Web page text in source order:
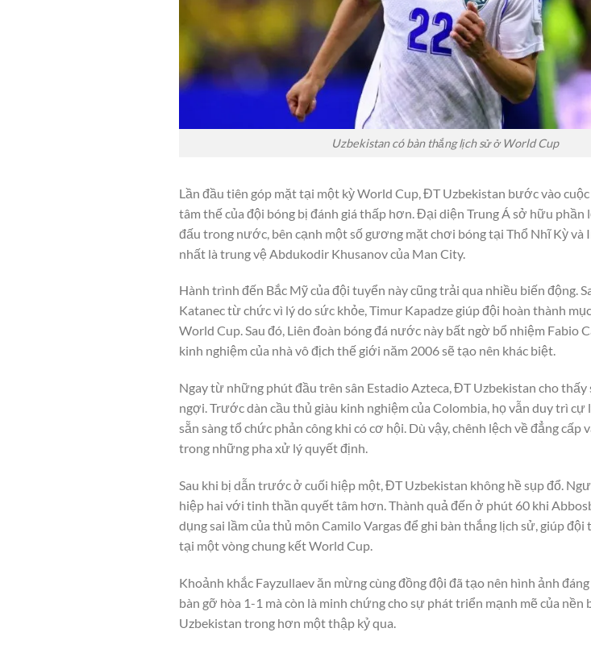
Uzbekistan có bàn thắng lịch sử ở World Cup
Lần đầu tiên góp mặt tại một kỳ World Cup, ĐT Uzbekistan bước vào
tâm thế của đội bóng bị đánh giá thấp hơn. Đại diện Trung Á sở hữu phần
đấu trong nước, bên cạnh một số gương mặt chơi bóng tại Thổ Nhĩ Kỳ và
nhất là trung vệ Abdukodir Khusanov của Man City.
Hành trình đến Bắc Mỹ của đội tuyển này cũng trải qua nhiều biến động.
Katanec từ chức vì lý do sức khỏe, Timur Kapadze giúp đội hoàn thành
World Cup. Sau đó, Liên đoàn bóng đá nước này bất ngờ bổ nhiệm Fabio
kinh nghiệm của nhà vô địch thế giới năm 2006 sẽ tạo nên khác biệt.
Ngay từ những phút đầu trên sân Estadio Azteca, ĐT Uzbekistan cho
ngợi. Trước dàn cầu thủ giàu kinh nghiệm của Colombia, họ vẫn duy trì cự
sẵn sàng tổ chức phản công khi có cơ hội. Dù vậy, chênh lệch về đẳng
trong những pha xử lý quyết định.
Sau khi bị dẫn trước ở cuối hiệp một, ĐT Uzbekistan không hề sụp đổ.
hiệp hai với tinh thần quyết tâm hơn. Thành quả đến ở phút 60 khi
dụng sai lầm của thủ môn Camilo Vargas để ghi bàn thắng lịch sử, giúp đội
tại một vòng chung kết World Cup.
Khoảnh khắc Fayzullaev ăn mừng cùng đồng đội đã tạo nên hình ảnh
bàn gỡ hòa 1-1 mà còn là minh chứng cho sự phát triển mạnh mẽ của nền
Uzbekistan trong hơn một thập kỷ qua.